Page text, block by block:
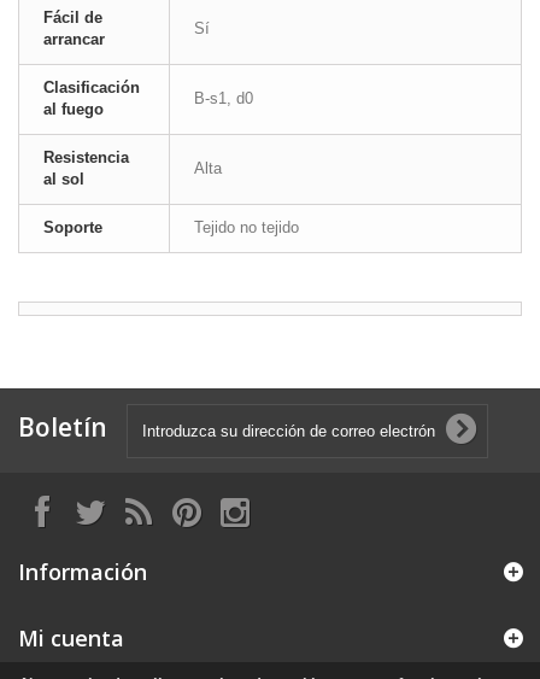
Fácil de
arrancar
Sí
Clasificación
al fuego
B-s1, d0
Resistencia
al sol
Alta
Soporte Tejido no tejido
Boletín
Información
Mi cuenta